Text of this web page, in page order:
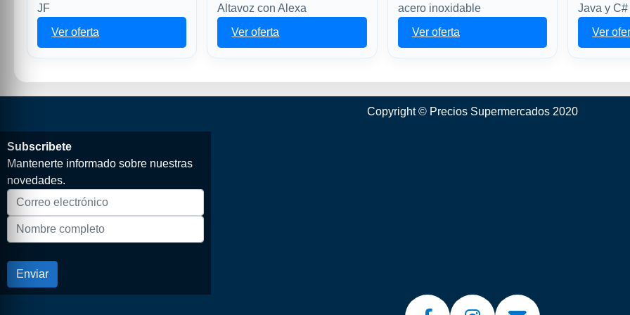
JF
Ver oferta
Altavoz con Alexa
Ver oferta
acero inoxidable
Ver oferta
Java y C#
Ver
Copyright © Precios Supermercados 2020
Subscribete
Mantenerte informado sobre nuestras
novedades.